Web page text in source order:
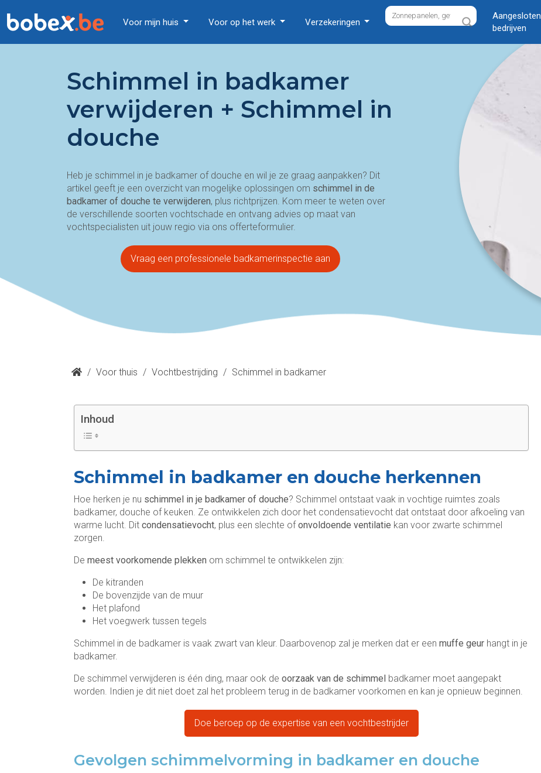
Voor mijn huis Voor op het werk Verzekeringen
Aangesloten
bedrijven
Schimmel in badkamer
verwijderen + Schimmel in
douche
Heb je schimmel in je badkamer of douche en wil je ze graag aanpakken? Dit
artikel geeft je een overzicht van mogelijke oplossingen om schimmel in de
badkamer of douche te verwijderen, plus richtprijzen. Kom meer te weten over
de verschillende soorten vochtschade en ontvang advies op maat van
vochtspecialisten uit jouw regio via ons offerteformulier.
Vraag een professionele badkamerinspectie aan
/ Voor thuis / Vochtbestrijding / Schimmel in badkamer
Inhoud
Schimmel in badkamer en douche herkennen
Hoe herken je nu schimmel in je badkamer of douche? Schimmel ontstaat vaak in vochtige ruimtes zoals
badkamer, douche of keuken. Ze ontwikkelen zich door het condensatievocht dat ontstaat door afkoeling van
warme lucht. Dit condensatievocht, plus een slechte ofonvoldoende ventilatie kan voor zwarte schimmel
zorgen.
De meest voorkomende plekken om schimmel te ontwikkelen zijn:
De kitranden
De bovenzijde van de muur
Het plafond
Het voegwerk tussen tegels
Schimmel in de badkamer is vaak zwart van kleur. Daarbovenop zal je merken dat er een muffe geur hangt in je
badkamer.
De schimmel verwijderen is één ding, maar ook de oorzaak van de schimmel badkamer moet aangepakt
worden. Indien je dit niet doet zal het probleem terug in de badkamer voorkomen en kan je opnieuw beginnen.
Doe beroep op de expertise van een vochtbestrijder
Gevolgen schimmelvorming in badkamer en douche